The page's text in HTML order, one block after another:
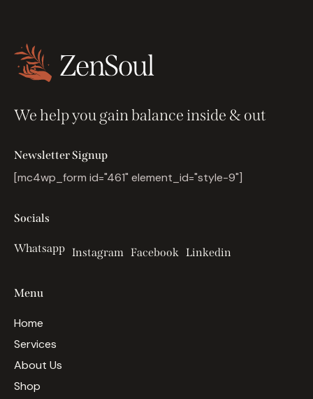
We help you gain balance inside & out
Newsletter Signup
[mc4wp_form id="461" element_id="style-9"]
Socials
Whatsapp Instagram Facebook Linkedin
Menu
Home
Services
About Us
Shop